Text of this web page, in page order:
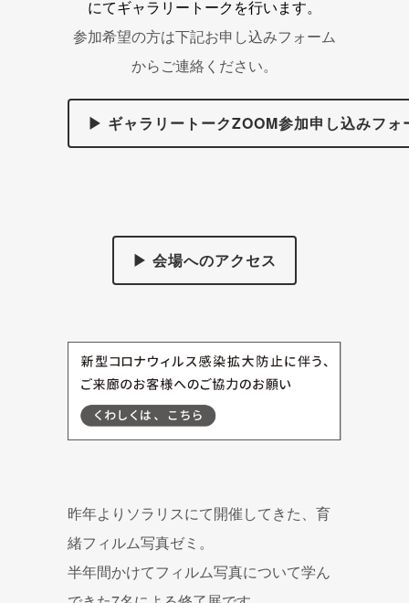
にてギャラリートークを行います。
参加希望の方は下記お申し込みフォーム
からご連絡ください。
▶ ギャラリートークZOOM参加申し込みフォ
▶ 会場へのアクセス
昨年よりソラリスにて開催してきた、育
緒フィルム写真ゼミ。
半年間かけてフィルム写真について学ん